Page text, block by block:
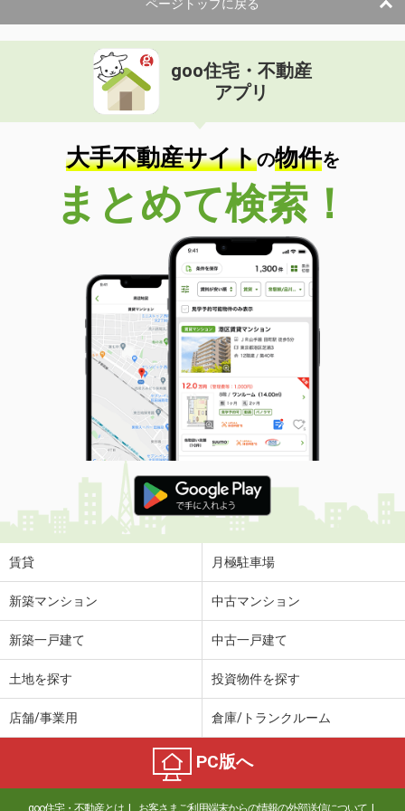
ページトップに戻る
goo住宅・不動産
アプリ
大手不動産サイトの物件を
まとめて検索！
賃貸 月極駐車場
新築マンション 中古マンション
新築一戸建て 中古一戸建て
土地を探す 投資物件を探す
店舗/事業用 倉庫/トランクルーム
PC版へ